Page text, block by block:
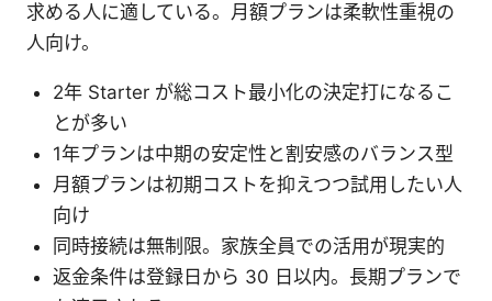
求める人に適している。月額プランは柔軟性重視の
人向け。
2年 Starter が総コスト最小化の決定打になるこ
とが多い
1年プランは中期の安定性と割安感のバランス型
月額プランは初期コストを抑えつつ試用したい人
向け
同時接続は無制限。家族全員での活用が現実的
返金条件は登録日から 30 日以内。長期プランで